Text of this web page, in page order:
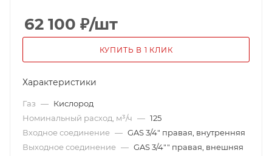
62 100 ₽/шт
КУПИТЬ В 1 КЛИК
Характеристики
Газ — Кислород
Номинальный расход, м³/ч — 125
Входное соединение — GAS 3/4" правая, внутренняя
Выходное соединение — GAS 3/4"" правая, внешняя